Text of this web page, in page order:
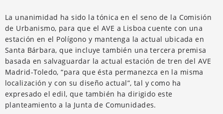
La unanimidad ha sido la tónica en el seno de la Comisión
de Urbanismo, para que el AVE a Lisboa cuente con una
estación en el Polígono y mantenga la actual ubicada en
Santa Bárbara, que incluye también una tercera premisa
basada en salvaguardar la actual estación de tren del AVE
Madrid-Toledo, “para que ésta permanezca en la misma
localización y con su diseño actual”, tal y como ha
expresado el edil, que también ha dirigido este
planteamiento a la Junta de Comunidades.